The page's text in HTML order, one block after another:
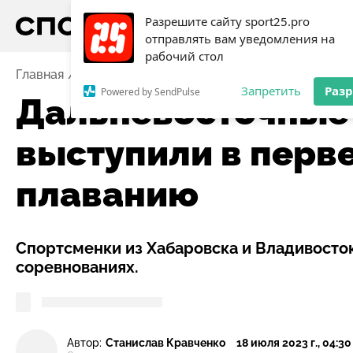
Разрешите сайту sport25.pro
отправлять вам уведомления на
рабочий стол
Powered by SendPulse Запретить
Главная Дальневосточные юниоры
выступили в
плаванию
Спортсменки из Хабаровска и
соревнованиях.
Автор: Станислав Кравченко 18 июля 2023 г., 04:30